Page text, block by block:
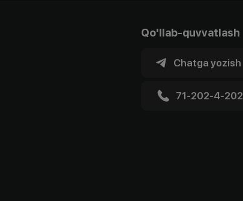
Qo'llab-quvvatlash
Chatga yozish
71-202-4-202